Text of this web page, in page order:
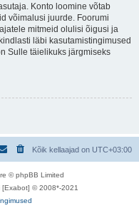
Konto loomine võtab
võimalusi juurde. Foorumi
mitmeid olulisi õigusi ja
läbi kasutamistingimused
Sulle täielikuks järgmiseks
Kõik kellaajad on UTC+03:00
© phpBB Limited
© 2008*-2021